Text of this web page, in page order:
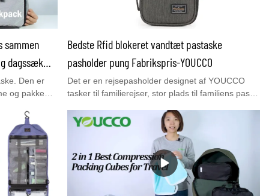
sammen
dagssæk
Den er
og pakke
er
Perfekt til
og
vores
detaljer.
Bedste Rfid blokeret vandtæt pastaske
pasholder pung Fabrikspris-YOUCCO
Det er en rejsepasholder designet af YOUCCO
tasker til familierejser, stor plads til familiens pas,
blokeringsfunktion.MOQ 300pcs med meget god
pris. Tilpasset logo er også velkommen, kontakt os